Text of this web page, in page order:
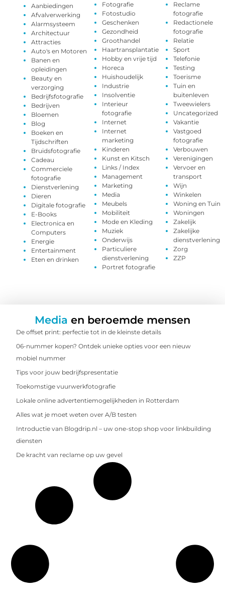
Aanbiedingen
Afvalverwerking
Alarmsysteem
Architectuur
Attracties
Auto's en Motoren
Banen en
opleidingen
Beauty en
verzorging
Bedrijfsfotografie
Bedrijven
Bloemen
Blog
Boeken en
Tijdschriften
Bruidsfotografie
Cadeau
Commerciele
fotografie
Dienstverlening
Dieren
Digitale fotografie
E-Books
Electronica en
Computers
Energie
Entertainment
Eten en drinken
Fotografie
Fotostudio
Geschenken
Gezondheid
Groothandel
Haartransplantatie
Hobby en vrije tijd
Horeca
Huishoudelijk
Industrie
Insolventie
Interieur
fotografie
Internet
Internet
marketing
Kinderen
Kunst en Kitsch
Links / Index
Management
Marketing
Media
Meubels
Mobiliteit
Mode en Kleding
Muziek
Onderwijs
Particuliere
dienstverlening
Portret fotografie
Reclame
fotografie
Redactionele
fotografie
Relatie
Sport
Telefonie
Testing
Toerisme
Tuin en
buitenleven
Tweewielers
Uncategorized
Vakantie
Vastgoed
fotografie
Verbouwen
Verenigingen
Vervoer en
transport
Wijn
Winkelen
Woning en Tuin
Woningen
Zakelijk
Zakelijke
dienstverlening
Zorg
ZZP
Media en beroemde mensen
De offset print: perfectie tot in de kleinste details
06-nummer kopen? Ontdek unieke opties voor een nieuw
mobiel nummer
Tips voor jouw bedrijfspresentatie
Toekomstige vuurwerkfotografie
Lokale online advertentiemogelijkheden in Rotterdam
Alles wat je moet weten over A/B testen
Introductie van Blogdrip.nl – uw one-stop shop voor linkbuilding
diensten
De kracht van reclame op uw gevel